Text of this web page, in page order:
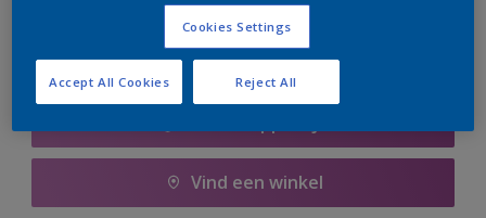
Vind een winkel
Cookies Settings
Reject All
Accept All Cookies